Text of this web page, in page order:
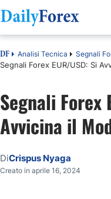
DF Analisi Tecnica Segnali
Segnali Forex EUR/USD: Si
Segnali Forex
Avvicina il
DiCrispus Nyaga
Creato in aprile 16, 2024